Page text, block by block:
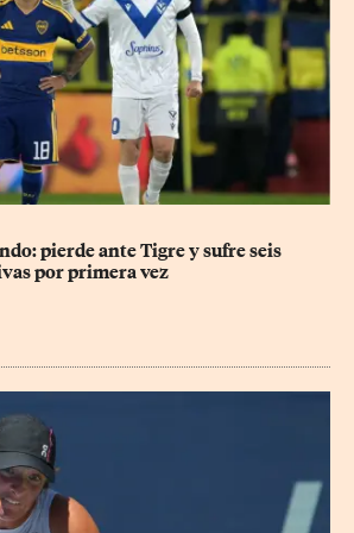
pierde ante Tigre y sufre seis
por primera vez